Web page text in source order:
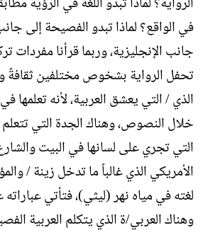
في الواقع؟ لماذا تبدو الفصيحة إلى
جانب الإنجليزية، وربما قرأنا مفردات
تحفل الرواية بشخوص مختلفين ثقافةً
الذي / التي يعشق العربية، لأنه تعلمها
خلال النصوص، وهناك الجدة التي تتعلم
التي تجري على لسانها في البيت
الأمريكي الذي غالباً ما تدخل زينة /
لغته في مياه نهر (ليثي)، فتأتي
وهناك العربي/ة الذي يتكلم العربية